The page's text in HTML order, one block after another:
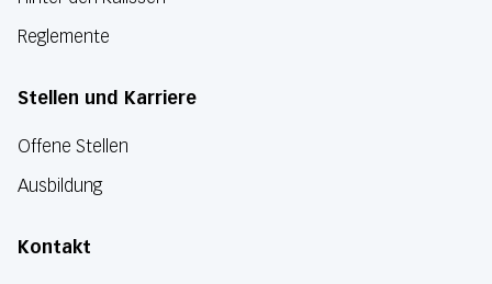
Reglemente
Stellen und Karriere
Offene Stellen
Ausbildung
Kontakt